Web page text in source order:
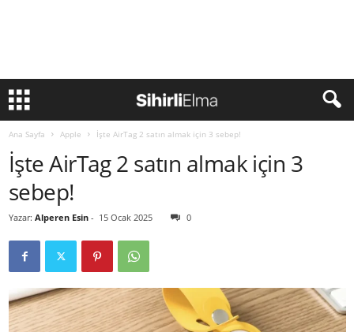
Ana Sayfa Apple İşte AirTag 2 satın almak için 3 sebep!
İşte AirTag 2 satın almak için 3
sebep!
Yazar: Alperen Esin - 15 Ocak 2025 0